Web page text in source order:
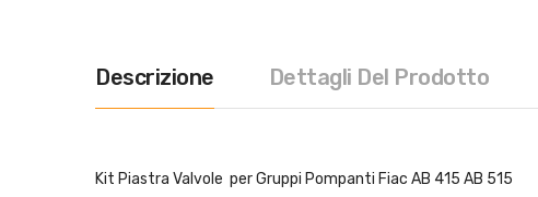
Descrizione Dettagli Del Prodotto
Kit Piastra Valvole per Gruppi Pompanti Fiac AB 415 AB 515